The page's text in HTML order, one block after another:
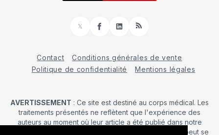
𝕏
FacebookLinkedInRSS
Contact
Conditions générales de vente
Politique de confidentialité
Mentions légales
AVERTISSEMENT : Ce site est destiné au corps médical. Les
traitements présentés ne reflètent que l'expérience des
auteurs au moment où leur article a été publié dans notre
journal. La décision d’une intervention chirurgicale ne peut se